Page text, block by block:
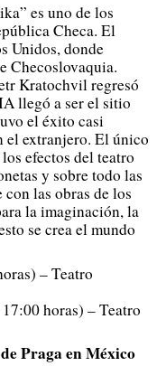
es uno de los
Checa. El
Unidos, donde
Checoslovaquia.
Kratochvil regresó
llegó a ser el sitio
el éxito casi
el extranjero. El único
efectos del teatro
y sobre todo las
las obras de los
la imaginación, la
se crea el mundo
– Teatro
horas) – Teatro
Praga en México